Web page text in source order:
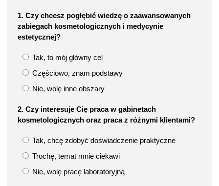
1. Czy chcesz pogłębić wiedzę o zaawansowanych
zabiegach kosmetologicznych i medycynie
estetycznej?
Tak, to mój główny cel
Częściowo, znam podstawy
Nie, wolę inne obszary
2. Czy interesuje Cię praca w gabinetach
kosmetologicznych oraz praca z różnymi klientami?
Tak, chcę zdobyć doświadczenie praktyczne
Trochę, temat mnie ciekawi
Nie, wolę pracę laboratoryjną